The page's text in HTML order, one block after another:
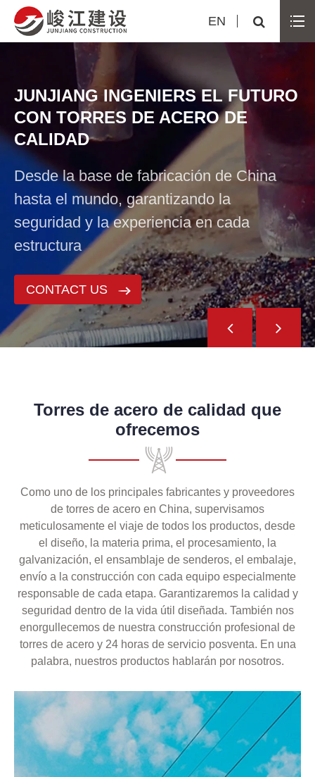
EN
JUNJIANG INGENIERS EL FUTURO
CON TORRES DE ACERO DE
CALIDAD
Desde la base de fabricación de China
hasta el mundo, garantizando la
seguridad y la experiencia en cada
estructura
CONTACT US
Torres de acero de calidad que
ofrecemos
Como uno de los principales fabricantes y proveedores
de torres de acero en China, supervisamos
meticulosamente el viaje de todos los productos, desde
el diseño, la materia prima, el procesamiento, la
galvanización, el ensamblaje de senderos, el embalaje,
envío a la construcción con cada equipo especialmente
responsable de cada etapa. Garantizaremos la calidad y
seguridad dentro de la vida útil diseñada. También nos
enorgullecemos de nuestra construcción profesional de
torres de acero y 24 horas de servicio posventa. En una
palabra, nuestros productos hablarán por nosotros.